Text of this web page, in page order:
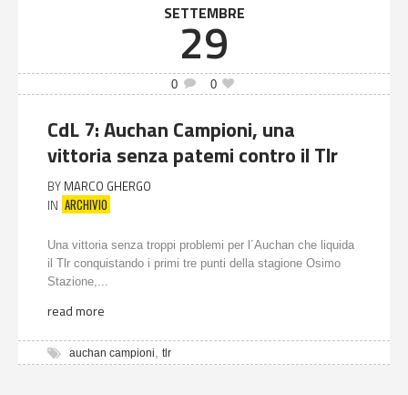
SETTEMBRE
29
0 0
CdL 7: Auchan Campioni, una
vittoria senza patemi contro il Tlr
BY MARCO GHERGO
IN ARCHIVIO
Una vittoria senza troppi problemi per l´Auchan che liquida
il Tlr conquistando i primi tre punti della stagione Osimo
Stazione,...
read more
auchan campioni tlr